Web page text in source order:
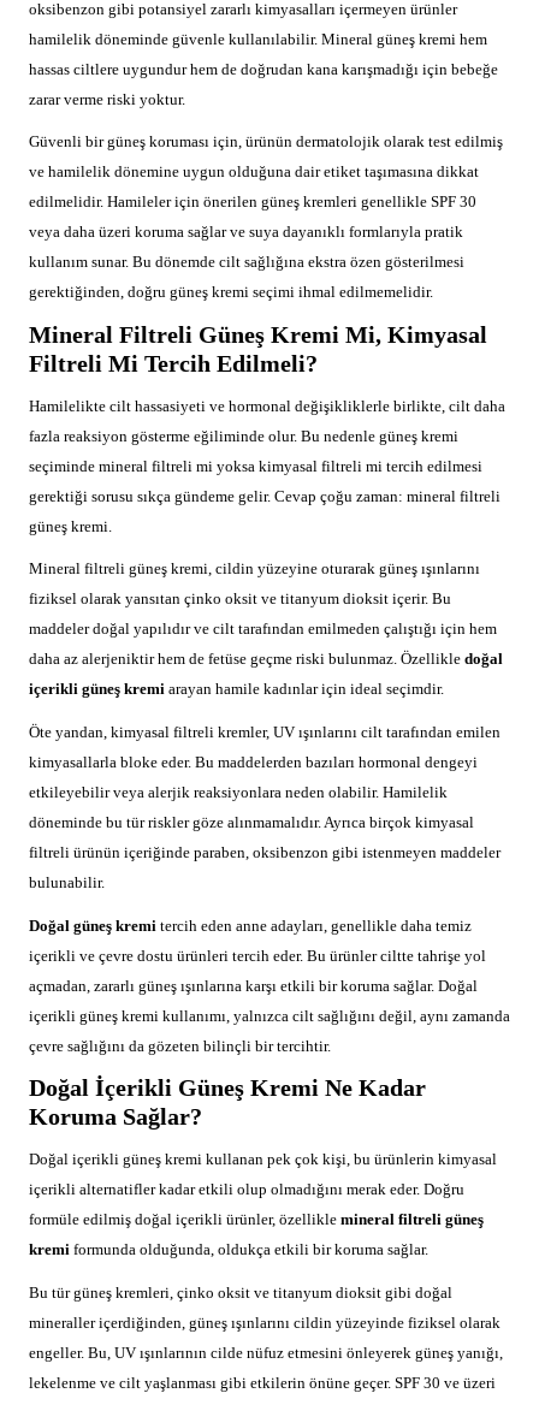
oksibenzon gibi potansiyel zararlı kimyasalları içermeyen ürünler
hamilelik döneminde güvenle kullanılabilir. Mineral güneş kremi hem
hassas ciltlere uygundur hem de doğrudan kana karışmadığı için bebeğe
zarar verme riski yoktur.
Güvenli bir güneş koruması için, ürünün dermatolojik olarak test edilmiş
ve hamilelik dönemine uygun olduğuna dair etiket taşımasına dikkat
edilmelidir. Hamileler için önerilen güneş kremleri genellikle SPF 30
veya daha üzeri koruma sağlar ve suya dayanıklı formlarıyla pratik
kullanım sunar. Bu dönemde cilt sağlığına ekstra özen gösterilmesi
gerektiğinden, doğru güneş kremi seçimi ihmal edilmemelidir.
Mineral Filtreli Güneş Kremi Mi, Kimyasal
Filtreli Mi Tercih Edilmeli?
Hamilelikte cilt hassasiyeti ve hormonal değişikliklerle birlikte, cilt daha
fazla reaksiyon gösterme eğiliminde olur. Bu nedenle güneş kremi
seçiminde mineral filtreli mi yoksa kimyasal filtreli mi tercih edilmesi
gerektiği sorusu sıkça gündeme gelir. Cevap çoğu zaman: mineral filtreli
güneş kremi.
Mineral filtreli güneş kremi, cildin yüzeyine oturarak güneş ışınlarını
fiziksel olarak yansıtan çinko oksit ve titanyum dioksit içerir. Bu
maddeler doğal yapılıdır ve cilt tarafından emilmeden çalıştığı için hem
daha az alerjeniktir hem de fetüse geçme riski bulunmaz. Özellikle doğal
içerikli güneş kremi arayan hamile kadınlar için ideal seçimdir.
Öte yandan, kimyasal filtreli kremler, UV ışınlarını cilt tarafından emilen
kimyasallarla bloke eder. Bu maddelerden bazıları hormonal dengeyi
etkileyebilir veya alerjik reaksiyonlara neden olabilir. Hamilelik
döneminde bu tür riskler göze alınmamalıdır. Ayrıca birçok kimyasal
filtreli ürünün içeriğinde paraben, oksibenzon gibi istenmeyen maddeler
bulunabilir.
Doğal güneş kremi tercih eden anne adayları, genellikle daha temiz
içerikli ve çevre dostu ürünleri tercih eder. Bu ürünler ciltte tahrişe yol
açmadan, zararlı güneş ışınlarına karşı etkili bir koruma sağlar. Doğal
içerikli güneş kremi kullanımı, yalnızca cilt sağlığını değil, aynı zamanda
çevre sağlığını da gözeten bilinçli bir tercihtir.
Doğal İçerikli Güneş Kremi Ne Kadar
Koruma Sağlar?
Doğal içerikli güneş kremi kullanan pek çok kişi, bu ürünlerin kimyasal
içerikli alternatifler kadar etkili olup olmadığını merak eder. Doğru
formüle edilmiş doğal içerikli ürünler, özellikle mineral filtreli güneş
kremi formunda olduğunda, oldukça etkili bir koruma sağlar.
Bu tür güneş kremleri, çinko oksit ve titanyum dioksit gibi doğal
mineraller içerdiğinden, güneş ışınlarını cildin yüzeyinde fiziksel olarak
engeller. Bu, UV ışınlarının cilde nüfuz etmesini önleyerek güneş yanığı,
lekelenme ve cilt yaşlanması gibi etkilerin önüne geçer. SPF 30 ve üzeri